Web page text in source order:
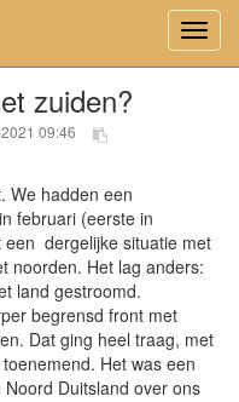
zuiden?
09:46
We hadden een
februari (eerste in
een dergelijke situatie met
noorden. Het lag anders:
land gestroomd.
begrensd front met
Dat ging heel traag, met
Het was een
Duitsland over ons